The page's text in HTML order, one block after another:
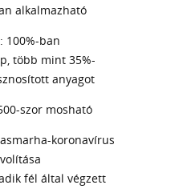
alkalmazható
100%-ban
több mint 35%-
anyagot
szor mosható
koronavírus
fél által végzett